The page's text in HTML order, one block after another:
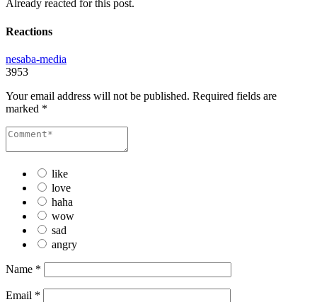
Already reacted for this post.
Reactions
nesaba-media
3953
Your email address will not be published. Required fields are
marked *
like
love
haha
wow
sad
angry
Name *
Email *